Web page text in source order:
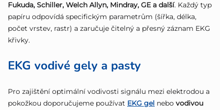
Fukuda, Schiller, Welch Allyn, Mindray, GE a další. Každý typ
papíru odpovídá specifickým parametrům (šířka, délka,
počet vrstev, rastr) a zaručuje čitelný a přesný záznam EKG
křivky.
EKG vodivé gely a pasty
Pro zajištění optimální vodivosti signálu mezi elektrodou a
pokožkou doporučujeme používat EKG gel nebo vodivou